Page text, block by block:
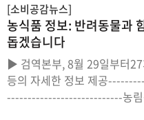
농식품 정보: 반려동물과
돕겠습니다
▶ 검역본부, 8월 29일부터
등의 자세한 정보 제공
----------------------------농림
[소비공감뉴스]